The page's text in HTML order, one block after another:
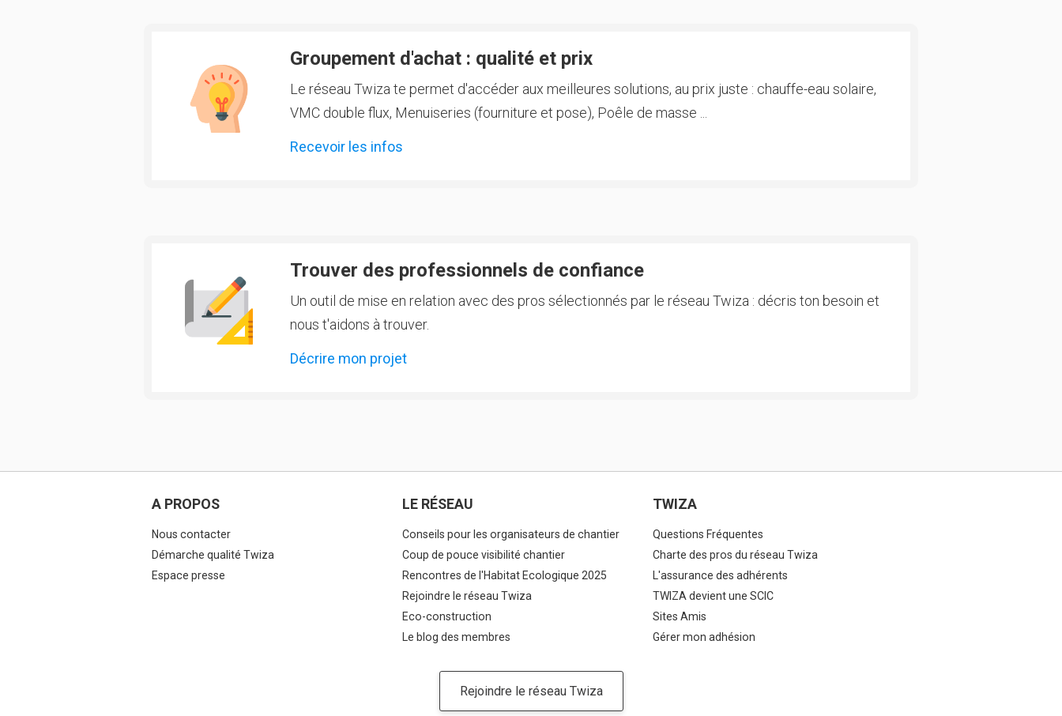
Groupement d'achat : qualité et prix
Le réseau Twiza te permet d'accéder aux meilleures solutions, au prix juste : chauffe-eau solaire,
VMC double flux, Menuiseries (fourniture et pose), Poêle de masse ...
Recevoir les infos
Trouver des professionnels de confiance
Un outil de mise en relation avec des pros sélectionnés par le réseau Twiza : décris ton besoin et
nous t'aidons à trouver.
Décrire mon projet
A PROPOS
Nous contacter
Démarche qualité Twiza
Espace presse
LE RÉSEAU
Conseils pour les organisateurs de chantier
Coup de pouce visibilité chantier
Rencontres de l'Habitat Ecologique 2025
Rejoindre le réseau Twiza
Eco-construction
Le blog des membres
TWIZA
Questions Fréquentes
Charte des pros du réseau Twiza
L'assurance des adhérents
TWIZA devient une SCIC
Sites Amis
Gérer mon adhésion
Rejoindre le réseau Twiza